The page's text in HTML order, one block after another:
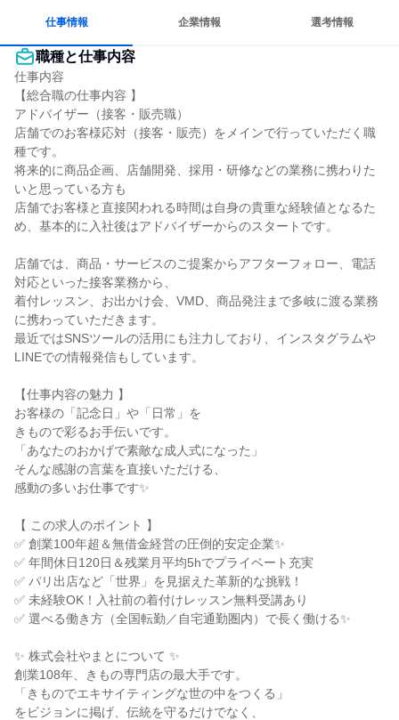
仕事情報 企業情報 選考情報
職種と仕事内容
仕事内容
【総合職の仕事内容 】
アドバイザー（接客・販売職）
店舗でのお客様応対（接客・販売）をメインで行っていただく職
種です。
将来的に商品企画、店舗開発、採用・研修などの業務に携わりた
いと思っている方も
店舗でお客様と直接関われる時間は自身の貴重な経験値となるた
め、基本的に入社後はアドバイザーからのスタートです。
店舗では、商品・サービスのご提案からアフターフォロー、電話
対応といった接客業務から、
着付レッスン、お出かけ会、VMD、商品発注まで多岐に渡る業務
に携わっていただきます。
最近ではSNSツールの活用にも注力しており、インスタグラムや
LINEでの情報発信もしています。
【仕事内容の魅力 】
お客様の「記念日」や「日常」を
きもので彩るお手伝いです。
「あなたのおかげで素敵な成人式になった」
そんな感謝の言葉を直接いただける、
感動の多いお仕事です✨
【 この求人のポイント 】
✅ 創業100年超＆無借金経営の圧倒的安定企業✨
✅ 年間休日120日＆残業月平均5hでプライベート充実
✅ パリ出店など「世界」を見据えた革新的な挑戦！
✅ 未経験OK！入社前の着付けレッスン無料受講あり
✅ 選べる働き方（全国転勤／自宅通勤圏内）で長く働ける✨
✨ 株式会社やまとについて ✨
創業108年、きもの専門店の最大手です。
「きものでエキサイティングな世の中をつくる」
をビジョンに掲げ、伝統を守るだけでなく、